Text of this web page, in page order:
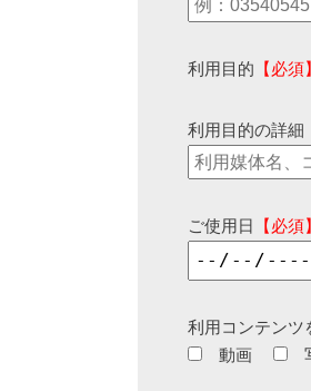
利用目的 【必須】
利用目的の詳細
ご使用日 【必須】
利用コンテンツ
動画